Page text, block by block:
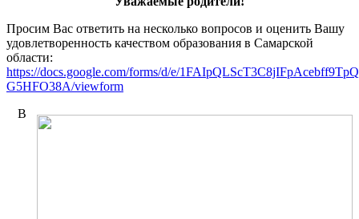
Просим Вас ответить на несколько вопросов и оценить Вашу
удовлетворенность качеством образования в Самарской
области:
https://docs.google.com/forms/d/e/
G5HFO38A/viewform
В